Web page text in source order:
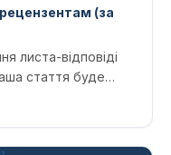
(за
листа-відповіді
стаття буде
кейси та те, як